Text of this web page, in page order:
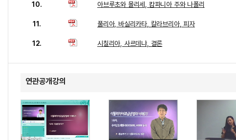
10. 아브루초와 몰리세, 캄파니아 주와 나폴리
11. 풀리아, 바실리카타, 칼라브리아, 피자
12. 시칠리아, 사르데냐, 결론
연관공개강의